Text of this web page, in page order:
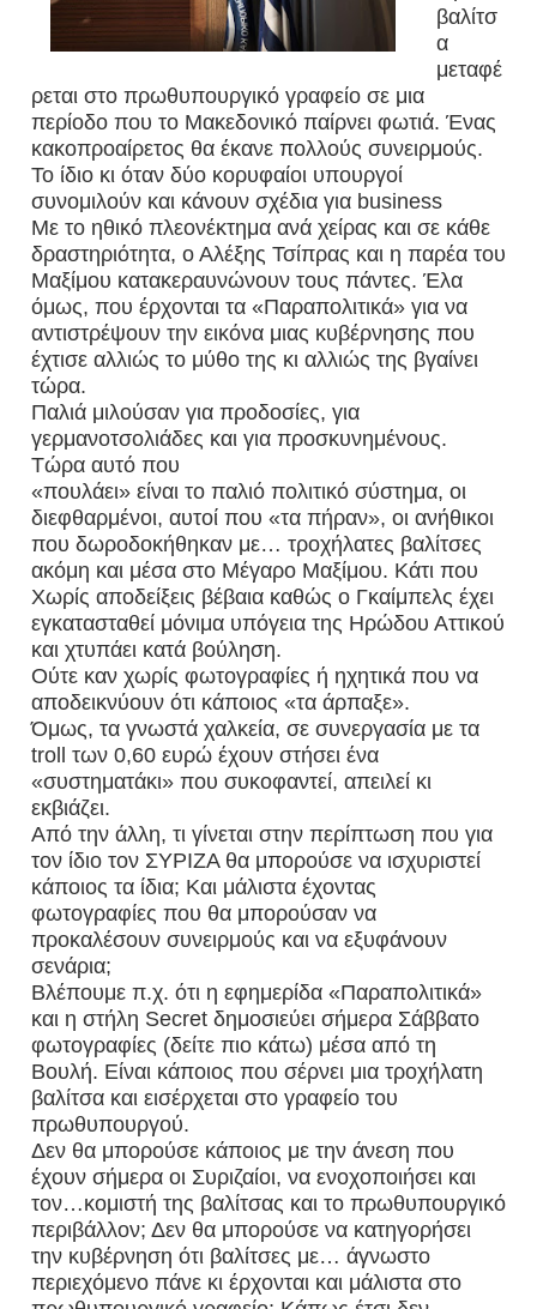
βαλίτσ
α
μεταφέ
ρεται στο πρωθυπουργικό γραφείο σε μια
περίοδο που το Μακεδονικό παίρνει φωτιά. Ένας
κακοπροαίρετος θα έκανε πολλούς συνειρμούς.
Το ίδιο κι όταν δύο κορυφαίοι υπουργοί
συνομιλούν και κάνουν σχέδια για business
Με το ηθικό πλεονέκτημα ανά χείρας και σε κάθε
δραστηριότητα, ο Αλέξης Τσίπρας και η παρέα του
Μαξίμου κατακεραυνώνουν τους πάντες. Έλα
όμως, που έρχονται τα «Παραπολιτικά» για να
αντιστρέψουν την εικόνα μιας κυβέρνησης που
έχτισε αλλιώς το μύθο της κι αλλιώς της βγαίνει
τώρα.
Παλιά μιλούσαν για προδοσίες, για
γερμανοτσολιάδες και για προσκυνημένους.
Τώρα αυτό που
«πουλάει» είναι το παλιό πολιτικό σύστημα, οι
διεφθαρμένοι, αυτοί που «τα πήραν», οι ανήθικοι
που δωροδοκήθηκαν με… τροχήλατες βαλίτσες
ακόμη και μέσα στο Μέγαρο Μαξίμου. Κάτι που
Χωρίς αποδείξεις βέβαια καθώς ο Γκαίμπελς έχει
εγκατασταθεί μόνιμα υπόγεια της Ηρώδου Αττικού
και χτυπάει κατά βούληση.
Ούτε καν χωρίς φωτογραφίες ή ηχητικά που να
αποδεικνύουν ότι κάποιος «τα άρπαξε».
Όμως, τα γνωστά χαλκεία, σε συνεργασία με τα
troll των 0,60 ευρώ έχουν στήσει ένα
«συστηματάκι» που συκοφαντεί, απειλεί κι
εκβιάζει.
Από την άλλη, τι γίνεται στην περίπτωση που για
τον ίδιο τον ΣΥΡΙΖΑ θα μπορούσε να ισχυριστεί
κάποιος τα ίδια; Και μάλιστα έχοντας
φωτογραφίες που θα μπορούσαν να
προκαλέσουν συνειρμούς και να εξυφάνουν
σενάρια;
Βλέπουμε π.χ. ότι η εφημερίδα «Παραπολιτικά»
και η στήλη Secret δημοσιεύει σήμερα Σάββατο
φωτογραφίες (δείτε πιο κάτω) μέσα από τη
Βουλή. Είναι κάποιος που σέρνει μια τροχήλατη
βαλίτσα και εισέρχεται στο γραφείο του
πρωθυπουργού.
Δεν θα μπορούσε κάποιος με την άνεση που
έχουν σήμερα οι Συριζαίοι, να ενοχοποιήσει και
τον…κομιστή της βαλίτσας και το πρωθυπουργικό
περιβάλλον; Δεν θα μπορούσε να κατηγορήσει
την κυβέρνηση ότι βαλίτσες με… άγνωστο
περιεχόμενο πάνε κι έρχονται και μάλιστα στο